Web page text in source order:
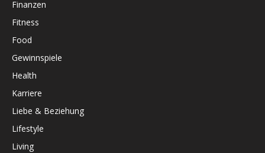
Finanzen
Fitness
Food
Gewinnspiele
Health
Karriere
Liebe & Beziehung
Lifestyle
Living